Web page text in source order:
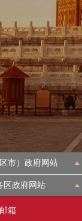
市）政府网站
区政府网站
邮箱